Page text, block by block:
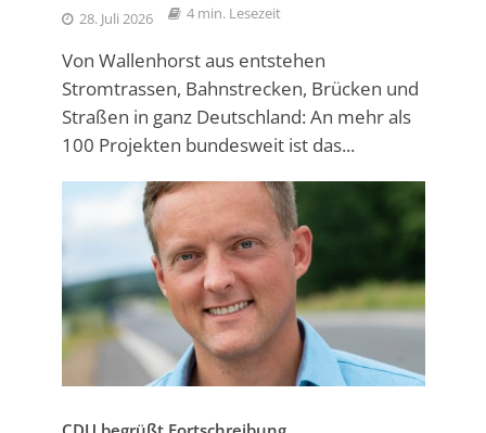
28. Juli 2026 4 min. Lesezeit
Von Wallenhorst aus entstehen
Stromtrassen, Bahnstrecken, Brücken und
Straßen in ganz Deutschland: An mehr als
100 Projekten bundesweit ist das...